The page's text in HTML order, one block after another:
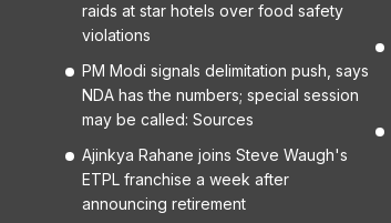
raids at star hotels over food safety
violations
PM Modi signals delimitation push, says
NDA has the numbers; special session
may be called: Sources
Ajinkya Rahane joins Steve Waugh's
ETPL franchise a week after
announcing retirement